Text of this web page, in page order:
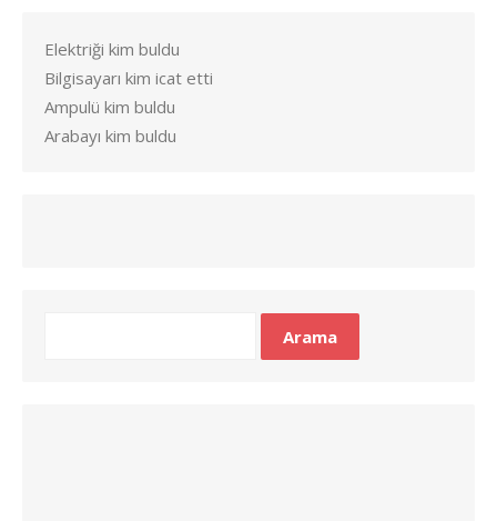
Elektriği kim buldu
Bilgisayarı kim icat etti
Ampulü kim buldu
Arabayı kim buldu